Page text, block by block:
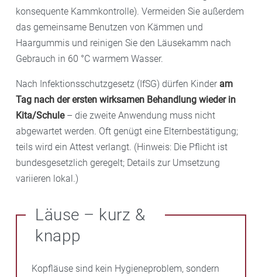
konsequente Kammkontrolle). Vermeiden Sie außerdem
das gemeinsame Benutzen von Kämmen und
Haargummis und reinigen Sie den Läusekamm nach
Gebrauch in 60 °C warmem Wasser.
Nach Infektionsschutzgesetz (IfSG) dürfen Kinder am
Tag nach der ersten wirksamen Behandlung wieder in
Kita/Schule– die zweite Anwendung muss nicht
abgewartet werden. Oft genügt eine Elternbestätigung;
teils wird ein Attest verlangt. (Hinweis: Die Pflicht ist
bundesgesetzlich geregelt; Details zur Umsetzung
variieren lokal.)
Läuse – kurz &
knapp
Kopfläuse sind kein Hygieneproblem, sondern